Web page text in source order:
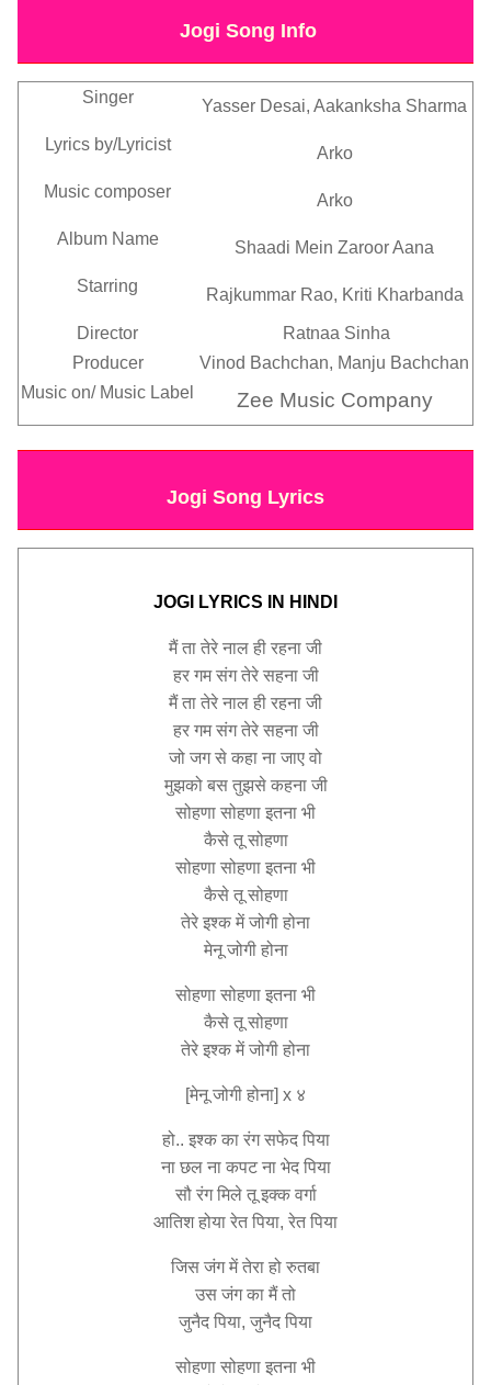
Jogi Song Info
Singer Yasser Desai, Aakanksha Sharma
Lyrics by/Lyricist Arko
Music composer Arko
Album Name Shaadi Mein Zaroor Aana
Starring Rajkummar Rao, Kriti Kharbanda
Director
Ratnaa Sinha
Producer
Vinod Bachchan, Manju Bachchan
Music on/ Music Label Zee Music Company
Jogi Song Lyrics
JOGI LYRICS IN HINDI
मैं ता तेरे नाल ही रहना जी
हर गम संग तेरे सहना जी
मैं ता तेरे नाल ही रहना जी
हर गम संग तेरे सहना जी
जो जग से कहा ना जाए वो
मुझको बस तुझसे कहना जी
सोहणा सोहणा इतना भी
कैसे तू सोहणा
सोहणा सोहणा इतना भी
कैसे तू सोहणा
तेरे इश्क में जोगी होना
मेनू जोगी होना
सोहणा सोहणा इतना भी
कैसे तू सोहणा
तेरे इश्क में जोगी होना
[मेनू जोगी होना] x ४
हो.. इश्क का रंग सफेद पिया
ना छल ना कपट ना भेद पिया
सौ रंग मिले तू इक्क वर्गा
आतिश होया रेत पिया, रेत पिया
जिस जंग में तेरा हो रुतबा
उस जंग का मैं तो
जुनैद पिया, जुनैद पिया
सोहणा सोहणा इतना भी